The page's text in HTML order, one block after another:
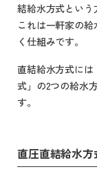
結給水方式という
これは一軒家の
く仕組みです。
直結給水方式に
式」の2つの給水
す。
直圧直結給水方